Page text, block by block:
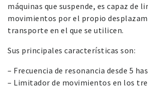
máquinas que suspende, es capaz de
movimientos por el propio
transporte en el que se utilicen.
Sus principales características son:
– Frecuencia de resonancia desde 5
– Limitador de movimientos en los